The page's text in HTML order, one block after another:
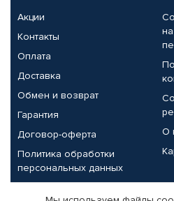
Акции
Контакты
Оплата
Доставка
Обмен и возврат
Гарантия
Договор-оферта
Политика обработки
персональных данных
О